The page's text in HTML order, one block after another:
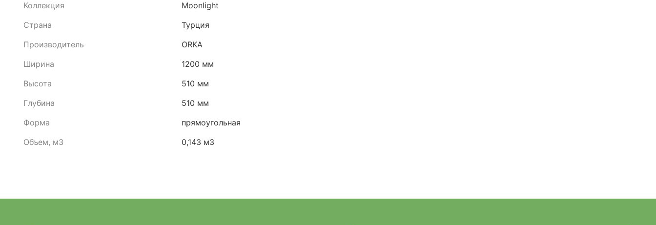
Коллекция
Moonlight
Страна
Турция
Производитель
ORKA
Ширина
1200 мм
Высота
510 мм
Глубина
510 мм
Форма
прямоугольная
Объем, м3
0,143 м3